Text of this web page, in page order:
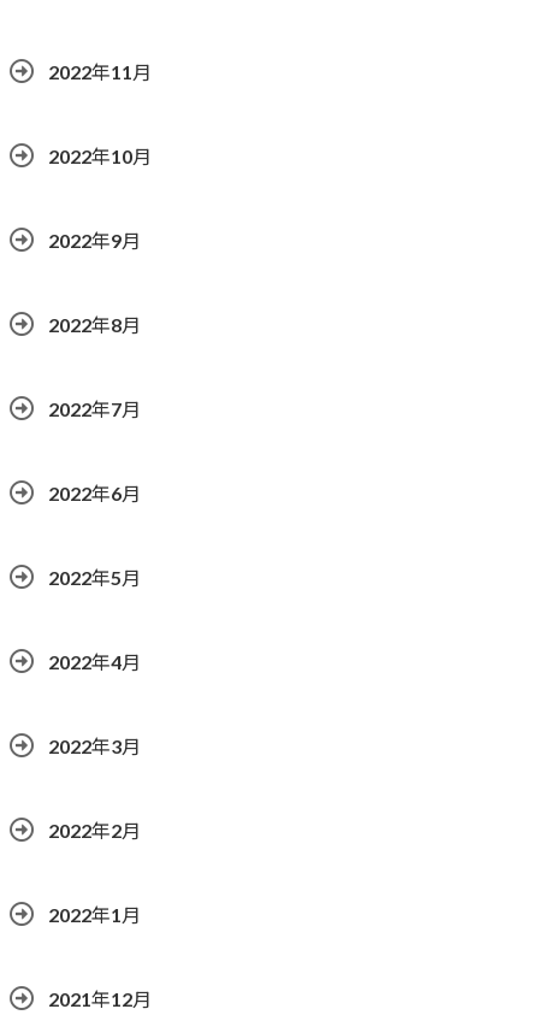
2022年11月
2022年10月
2022年9月
2022年8月
2022年7月
2022年6月
2022年5月
2022年4月
2022年3月
2022年2月
2022年1月
2021年12月